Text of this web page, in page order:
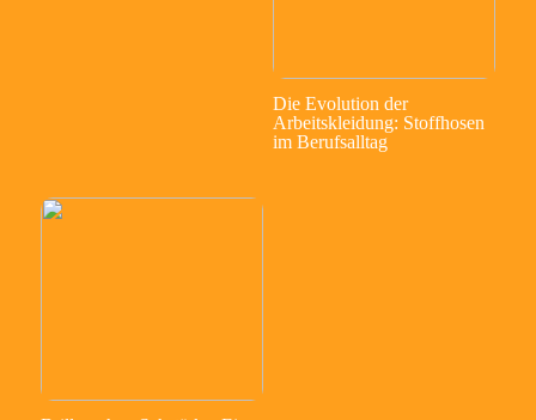
Die Evolution der
Arbeitskleidung: Stoffhosen
im Berufsalltag